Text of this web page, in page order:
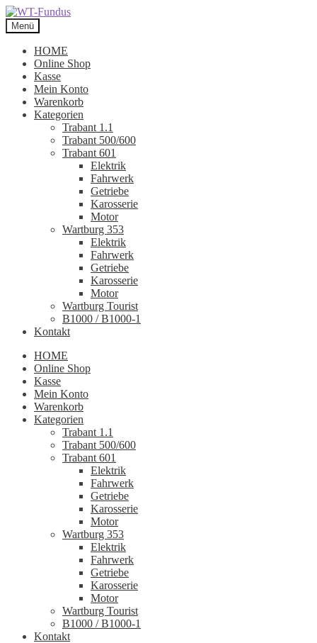
Zur
Navigation
springen
Zum
Inhalt
springen
Menü
HOME
Online Shop
Kasse
Mein Konto
Warenkorb
Kategorien
Trabant 1.1
Trabant 500/600
Trabant 601
Elektrik
Fahrwerk
Getriebe
Karosserie
Motor
Wartburg 353
Elektrik
Fahrwerk
Getriebe
Karosserie
Motor
Wartburg Tourist
B1000 / B1000-1
Kontakt
HOME
Online Shop
Kasse
Mein Konto
Warenkorb
Kategorien
Trabant 1.1
Trabant 500/600
Trabant 601
Elektrik
Fahrwerk
Getriebe
Karosserie
Motor
Wartburg 353
Elektrik
Fahrwerk
Getriebe
Karosserie
Motor
Wartburg Tourist
B1000 / B1000-1
Kontakt